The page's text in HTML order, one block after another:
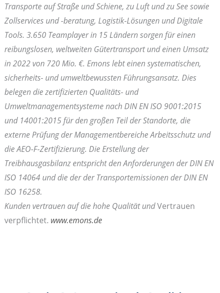
Transporte auf Straße und Schiene, zu Luft und zu See sowie
Zollservices und -beratung, Logistik-Lösungen und Digitale
Tools. 3.650 Teamplayer in 15 Ländern sorgen für einen
reibungslosen, weltweiten Gütertransport und einen Umsatz
in 2022 von 720 Mio. €. Emons lebt einen systematischen,
sicherheits- und umweltbewussten Führungsansatz. Dies
belegen die zertifizierten Qualitäts- und
Umweltmanagementsysteme nach DIN EN ISO 9001:2015
und 14001:2015 für den großen Teil der Standorte, die
externe Prüfung der Managementbereiche Arbeitsschutz und
die AEO-F-Zertifizierung. Die Erstellung der
Treibhausgasbilanz entspricht den Anforderungen der DIN EN
ISO 14064 und die der der Transportemissionen der DIN EN
ISO 16258.
Kunden vertrauen auf die hohe Qualität undVertrauen
verpflichtet. www.emons.de